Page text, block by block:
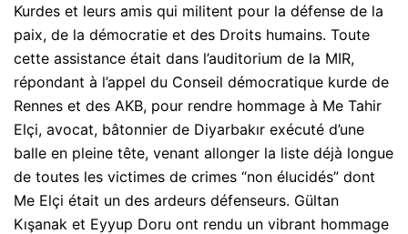
Kurdes et leurs amis qui militent pour la défense de la
paix, de la démocratie et des Droits humains. Toute
cette assistance était dans l’auditorium de la MIR,
répondant à l’appel du Conseil démocratique kurde de
Rennes et des AKB, pour rendre hommage à Me Tahir
Elçi, avocat, bâtonnier de Diyarbakır exécuté d’une
balle en pleine tête, venant allonger la liste déjà longue
de toutes les victimes de crimes “non élucidés” dont
Me Elçi était un des ardeurs défenseurs. Gültan
Kışanak et Eyyup Doru ont rendu un vibrant hommage